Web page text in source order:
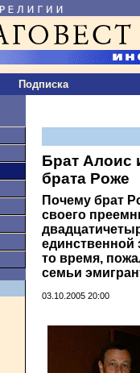
Подписка
Брат Алоис
брата Роже
Почему брат
своего
единственной
то время,
семьи
03.10.2005 20:00